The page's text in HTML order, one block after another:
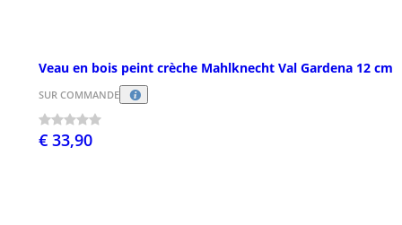
Veau en bois peint crèche Mahlknecht Val Gardena 12 cm
SUR COMMANDE
€ 33,90